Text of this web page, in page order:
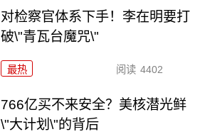
对检察官体系下手！李在明要打
破\"青瓦台魔咒\"
最热 阅读 4402
766亿买不来安全？美核潜光鲜
\"大计划\"的背后